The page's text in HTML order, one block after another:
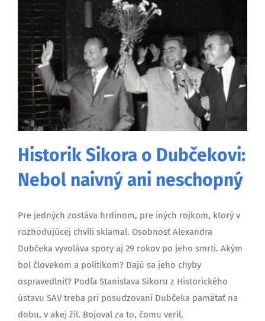
Historik Sikora o Dubčekovi:
Nebol naivný ani neschopný
Pre jedných zostáva hrdinom, pre iných rojkom, ktorý v
rozhodujúcej chvíli sklamal. Osobnosť Alexandra
Dubčeka vyvoláva spory aj 29 rokov po jeho smrti. Akým
bol človekom a politikom? Dajú sa jeho chyby
ospravedlniť? Podľa Stanislava Sikoru z Historického
ústavu SAV treba pri posudzovaní Dubčeka pamätať na
dobu, v akej žil. Bojoval za to, čomu veril,